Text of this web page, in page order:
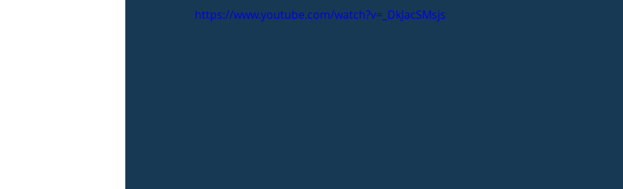
https://www.youtube.com/watch?v=_DkJacSMsjs